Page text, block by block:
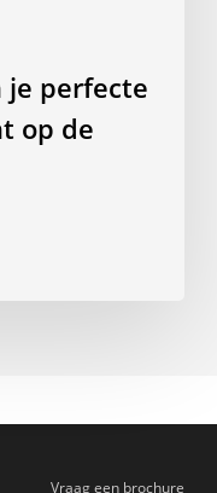
je perfecte
op de
Vraag een brochure